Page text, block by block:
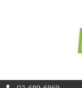
สินค้าที่ส